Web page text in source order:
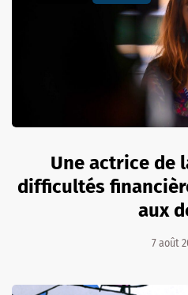
Une actrice de
difficultés
aux
7 août